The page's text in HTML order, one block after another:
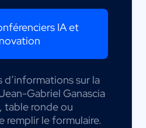
IA et
sur la
Gabriel Ganascia
table ronde ou
remplir le formulaire.